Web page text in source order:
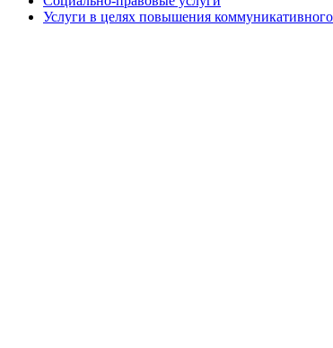
Услуги в целях повышения